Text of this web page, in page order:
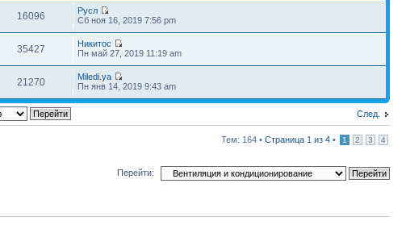
16096
Русл
Сб ноя 16, 2019 7:56 pm
35427
Никитос
Пн май 27, 2019 11:19 am
21270
Miledi.ya
Пн янв 14, 2019 9:43 am
След.
Тем: 164 • Страница 1 из 4 • 1 2 3 4
Перейти: